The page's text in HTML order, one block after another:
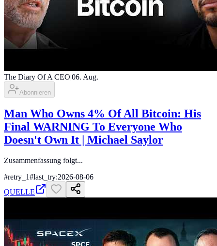
The Diary Of A CEO|06. Aug.
Abonnieren
Man Who Owns 4% Of All Bitcoin: His
Final WARNING To Everyone Who
Doesn't Own It | Michael Saylor
Zusammenfassung folgt...
#retry_1#last_try:2026-08-06
QUELLE